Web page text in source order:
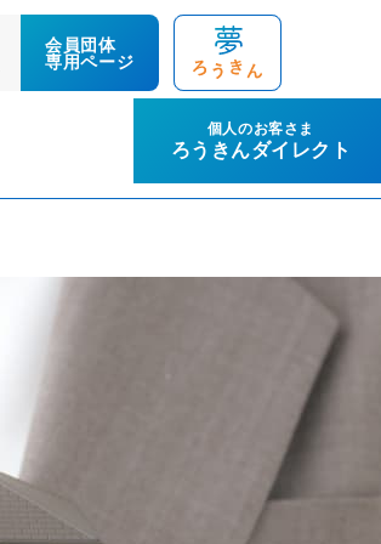
会員団体
専用ページ
個人のお客さま
ろうきんダイレクト